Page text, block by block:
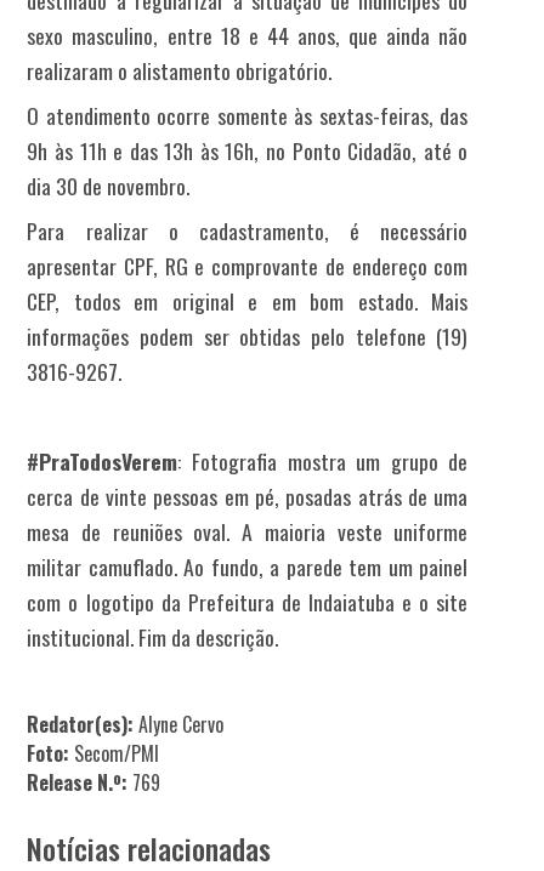
sexo masculino, entre 18 e 44 anos, que ainda não
realizaram o alistamento obrigatório.
O atendimento ocorre somente às sextas-feiras, das
9h às 11h e das 13h às 16h, no Ponto Cidadão, até o
dia 30 de novembro.
Para realizar o cadastramento, é necessário
apresentar CPF, RG e comprovante de endereço com
CEP, todos em original e em bom estado. Mais
informações podem ser obtidas pelo telefone (19)
3816-9267.
#PraTodosVerem: Fotografia mostra um grupo de
cerca de vinte pessoas em pé, posadas atrás de uma
mesa de reuniões oval. A maioria veste uniforme
militar camuflado. Ao fundo, a parede tem um painel
com o logotipo da Prefeitura de Indaiatuba e o site
institucional. Fim da descrição.
Redator(es): Alyne Cervo
Foto: Secom/PMI
Release N.º: 769
Notícias relacionadas